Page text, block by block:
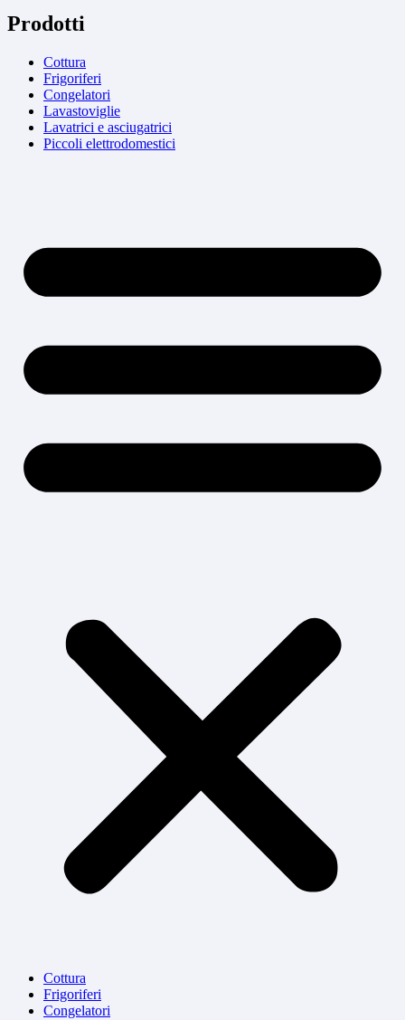
Prodotti
Cottura
Frigoriferi
Congelatori
Lavastoviglie
Lavatrici e asciugatrici
Piccoli elettrodomestici
Cottura
Frigoriferi
Congelatori